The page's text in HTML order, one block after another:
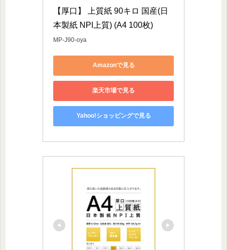
【厚口】 上質紙 90キロ 国産(日
本製紙 NPI上質) (A4 100枚)
MP-J90-oya
Amazonで見る
楽天市場で見る
Yahoo!ショッピングで見る